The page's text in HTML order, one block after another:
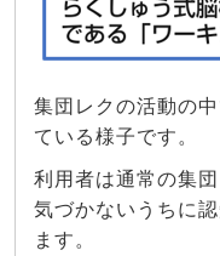
集団レクの活動の
ている様子です。
利用者は通常の集
気づかないうちに
ます。